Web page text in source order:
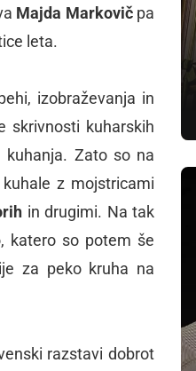
Majda Markovičpa
leta.
izobraževanja in
skrivnosti kuharskih
Zato so na
z mojstricami
in drugimi. Na tak
katero so potem še
za peko kruha na
razstavi dobrot